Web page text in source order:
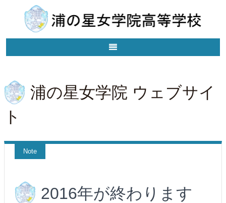
浦の星女学院 ウェブサイ
ト
Note
2016年が終わります